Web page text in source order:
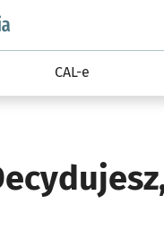
Rozmawia
CAL-e